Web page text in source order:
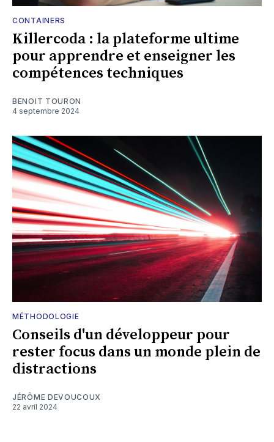
CONTAINERS
Killercoda : la plateforme ultime
pour apprendre et enseigner les
compétences techniques
BENOIT TOURON
4 septembre 2024
MÉTHODOLOGIE
Conseils d'un développeur pour
rester focus dans un monde plein de
distractions
JÉRÔME DEVOUCOUX
22 avril 2024